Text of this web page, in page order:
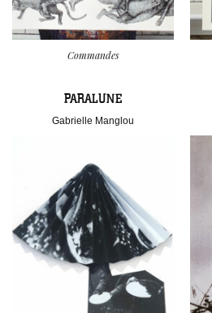
Commandes
PARALUNE
Gabrielle Manglou